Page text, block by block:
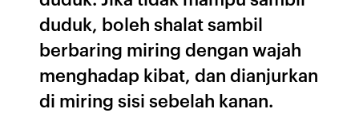
duduk, boleh shalat sambil
berbaring miring dengan wajah
menghadap kibat, dan dianjurkan
di miring sisi sebelah kanan.